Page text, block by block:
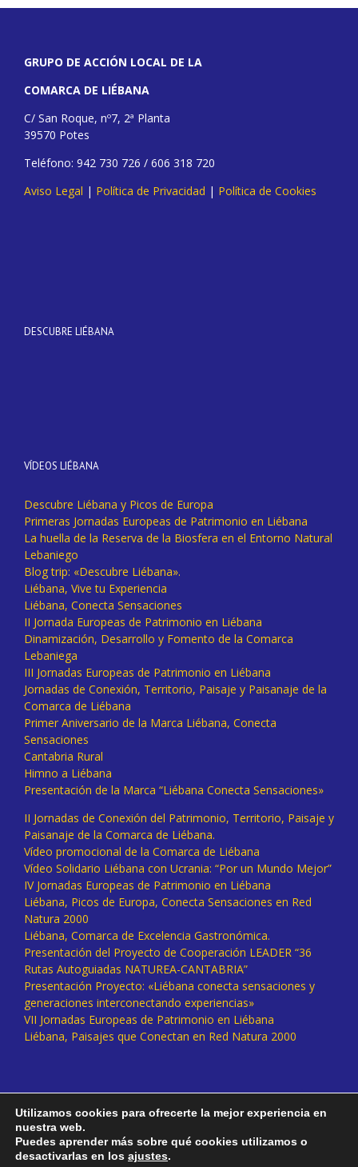
GRUPO DE ACCIÓN LOCAL DE LA
COMARCA DE LIÉBANA
C/ San Roque, nº7, 2ª Planta
39570 Potes
Teléfono: 942 730 726 / 606 318 720
Aviso Legal | Política de Privacidad | Política de Cookies
DESCUBRE LIÉBANA
VÍDEOS LIÉBANA
Descubre Liébana y Picos de Europa
Primeras Jornadas Europeas de Patrimonio en Liébana
La huella de la Reserva de la Biosfera en el Entorno Natural
Lebaniego
Blog trip: «Descubre Liébana».
Liébana, Vive tu Experiencia
Liébana, Conecta Sensaciones
II Jornada Europeas de Patrimonio en Liébana
Dinamización, Desarrollo y Fomento de la Comarca
Lebaniega
III Jornadas Europeas de Patrimonio en Liébana
Jornadas de Conexión, Territorio, Paisaje y Paisanaje de la
Comarca de Liébana
Primer Aniversario de la Marca Liébana, Conecta
Sensaciones
Cantabria Rural
Himno a Liébana
Presentación de la Marca “Liébana Conecta Sensaciones»
II Jornadas de Conexión del Patrimonio, Territorio, Paisaje y
Paisanaje de la Comarca de Liébana.
Vídeo promocional de la Comarca de Liébana
Vídeo Solidario Liébana con Ucrania: “Por un Mundo Mejor”
IV Jornadas Europeas de Patrimonio en Liébana
Liébana, Picos de Europa, Conecta Sensaciones en Red
Natura 2000
Liébana, Comarca de Excelencia Gastronómica.
Presentación del Proyecto de Cooperación LEADER “36
Rutas Autoguiadas NATUREA-CANTABRIA”
Presentación Proyecto: «Liébana conecta sensaciones y
generaciones interconectando experiencias»
VII Jornadas Europeas de Patrimonio en Liébana
Liébana, Paisajes que Conectan en Red Natura 2000
Utilizamos cookies para ofrecerte la mejor experiencia en
nuestra web.
Puedes aprender más sobre qué cookies utilizamos o
desactivarlas en los ajustes.